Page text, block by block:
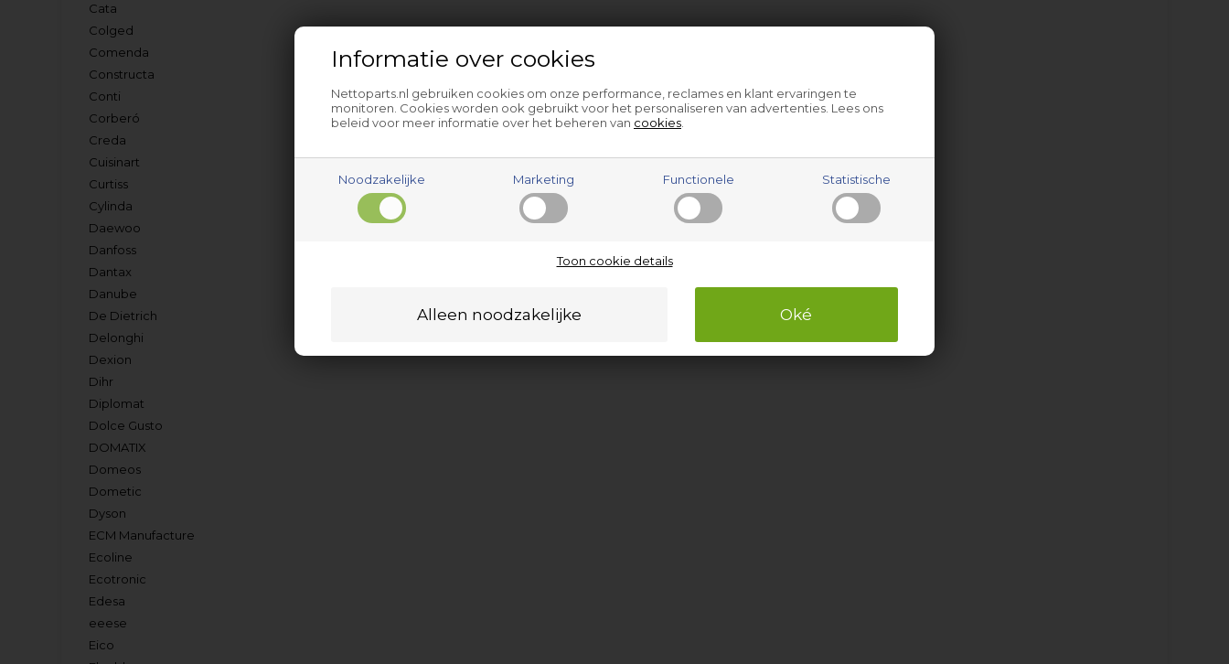
Informatie over cookies
Nettoparts.nl gebruiken cookies om onze performance, reclames en klant ervaringen te
monitoren. Cookies worden ook gebruikt voor het personaliseren van advertenties. Lees ons
beleid voor meer informatie over het beheren van cookies
Noodzakelijke Marketing Functionele Statistische
Toon cookie details
Cata
Colged
Comenda
Constructa
Conti
Corberó
Creda
Cuisinart
Curtiss
Cylinda
Daewoo
Danfoss
Dantax
Danube
De Dietrich
Delonghi
Dexion
Dihr
Diplomat
Dolce Gusto
DOMATIX
Domeos
Dometic
Dyson
ECM Manufacture
Ecoline
Ecotronic
Edesa
eeese
Eico